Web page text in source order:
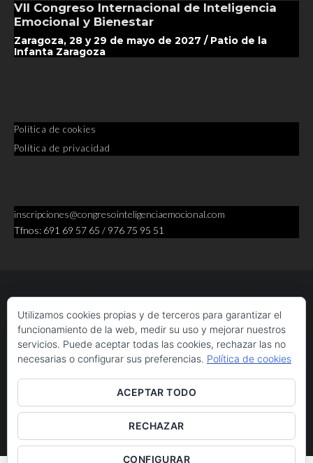
VII Congreso Internacional de Inteligencia
Emocional y Bienestar
Zaragoza, 28 y 29 de mayo de 2027 / Patio de la
Infanta Zaragoza
Política de cookies
Política de privacidad
inscripciones@congresointeligenciaemocional.com
Tfnos: 691 69 57 65 / 976 75 95 51
Utilizamos cookies propias y de terceros para garantizar el
funcionamiento de la web, medir su uso y mejorar nuestros
servicios. Puede aceptar todas las cookies, rechazar las no
necesarias o configurar sus preferencias. Política de cookies
ACEPTAR TODO
RECHAZAR
CONFIGURAR